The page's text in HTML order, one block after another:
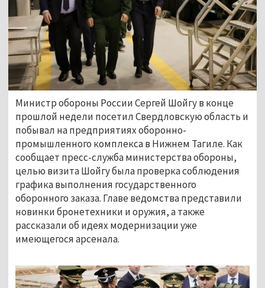
Министр обороны России Сергей Шойгу в конце
прошлой недели посетил Свердловскую область и
побывал на предприятиях оборонно-
промышленного комплекса в Нижнем Тагиле. Как
сообщает пресс-служба министерства обороны,
целью визита Шойгу была проверка соблюдения
графика выполнения государственного
оборонного заказа. Главе ведомства представили
новинки бронетехники и оружия, а также
рассказали об идеях модернизации уже
имеющегося арсенала.